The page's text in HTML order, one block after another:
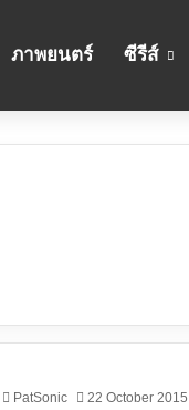
ภาพยนตร์ ซีรีส์
PatSonic 22 October 2015